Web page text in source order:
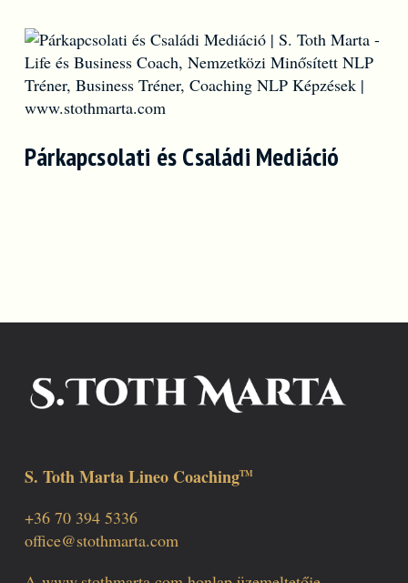
Párkapcsolati és Családi Mediáció
S. Toth Marta Lineo CoachingTM
+36 70 394 5336
office@stothmarta.com